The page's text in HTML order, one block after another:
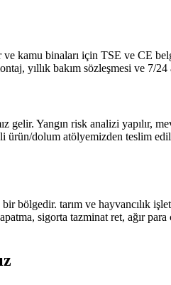
kamu binaları için TSE ve CE
yıllık bakım sözleşmesi ve 7/
gelir. Yangın risk analizi yapılır,
dolum atölyemizden teslim
bölgedir. tarım ve hayvancılık
sigorta tazminat ret, ağır